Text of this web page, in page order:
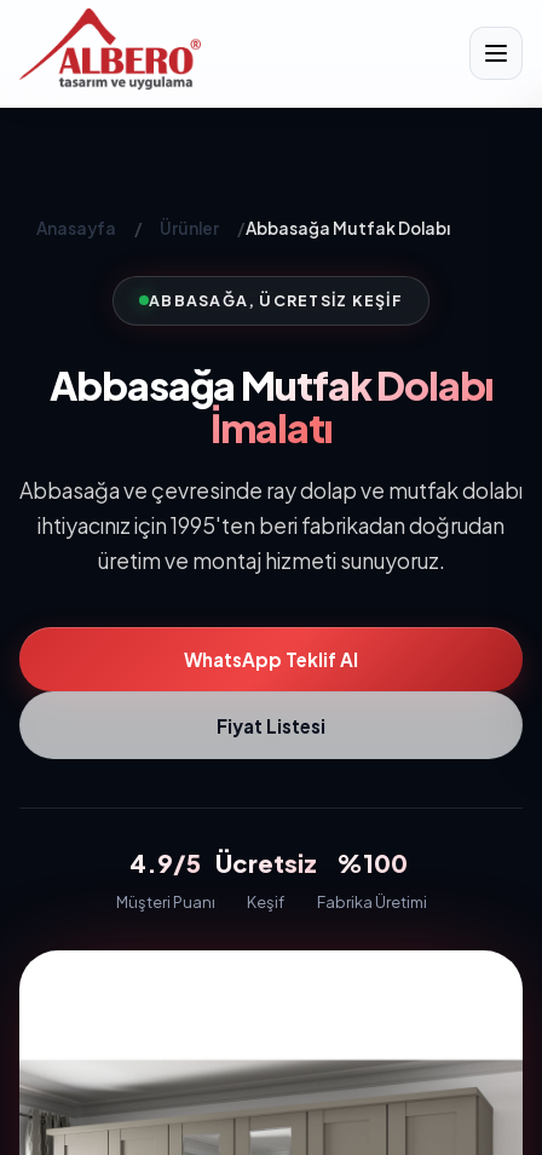
Anasayfa / Ürünler /Abbasağa Mutfak Dolabı
ABBASAĞA, ÜCRETSIZ KEŞIF
Abbasağa Mutfak Dolabı
İmalatı
Abbasağa ve çevresinde ray dolap ve mutfak dolabı
ihtiyacınız için 1995'ten beri fabrikadan doğrudan
üretim ve montaj hizmeti sunuyoruz.
WhatsApp Teklif Al
Fiyat Listesi
4.9/5
Müşteri Puanı
Ücretsiz
Keşif
%100
Fabrika Üretimi